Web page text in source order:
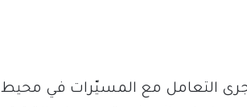
التعامل مع المسيّرات في محيط